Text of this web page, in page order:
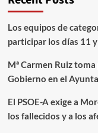
Los equipos de
participar los días 11
Mª Carmen Ruiz
Gobierno en el
El PSOE-A exige a
los fallecidos y a los